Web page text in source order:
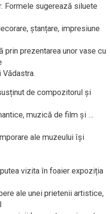
Formele sugerează siluete
ștanțare, impresiune
prezentarea unor vase cu
de compozitorul și
muzică de film și …
ale muzeului își
vizita în foaier expoziția
ale unei prietenii artistice,